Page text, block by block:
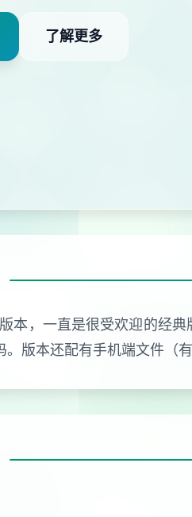
了解更多
本，一直是很受欢迎的经
版本还配有手机端文件（